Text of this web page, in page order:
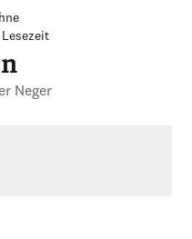
Neger